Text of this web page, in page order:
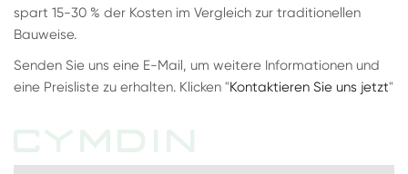
spart 15-30 % der Kosten im Vergleich zur traditionellen
Bauweise.
Senden Sie uns eine E-Mail, um weitere Informationen und
eine Preisliste zu erhalten. Klicken "Kontaktieren Sie uns jetzt"